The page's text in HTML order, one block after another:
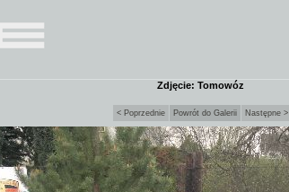
Zdjęcie: Tomowóz
< Poprzednie Powrót do Galerii Następne >